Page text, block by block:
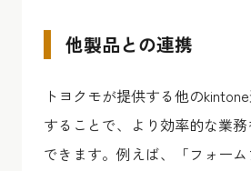
他製品との連携
トヨクモが提供する他の
することで、より効率的な業
できます。例えば、「フォー